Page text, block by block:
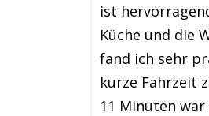
ist
Küche und die
fand ich sehr
kurze Fahrzeit
11 Minuten